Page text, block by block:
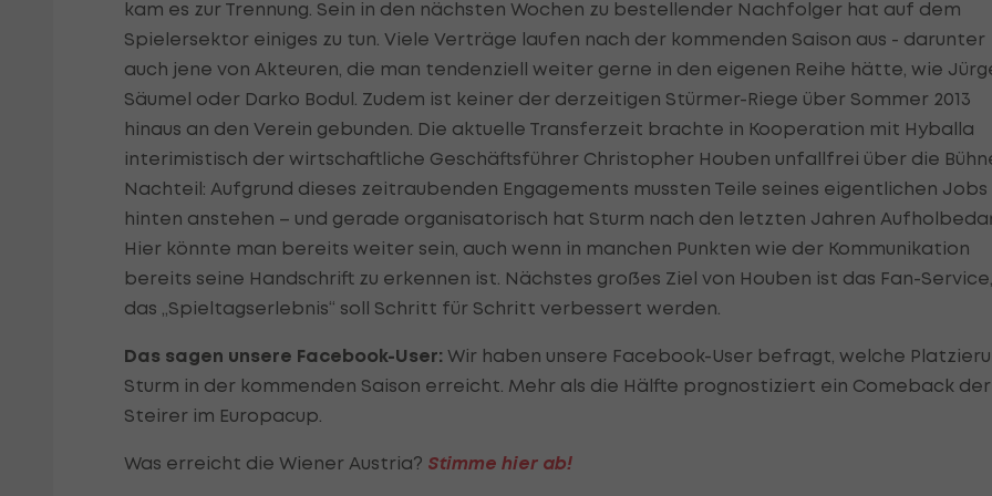
kam es zur Trennung. Sein in den nächsten Wochen zu bestellender Nachfolger hat auf dem
Spielersektor einiges zu tun. Viele Verträge laufen nach der kommenden Saison aus - darunter
auch jene von Akteuren, die man tendenziell weiter gerne in den eigenen Reihe hätte, wie
Säumel oder Darko Bodul. Zudem ist keiner der derzeitigen Stürmer-Riege über Sommer 2013
hinaus an den Verein gebunden. Die aktuelle Transferzeit brachte in Kooperation mit Hyballa
interimistisch der wirtschaftliche Geschäftsführer Christopher Houben unfallfrei über die
Nachteil: Aufgrund dieses zeitraubenden Engagements mussten Teile seines eigentlichen Jobs
hinten anstehen – und gerade organisatorisch hat Sturm nach den letzten Jahren
Hier könnte man bereits weiter sein, auch wenn in manchen Punkten wie der Kommunikation
bereits seine Handschrift zu erkennen ist. Nächstes großes Ziel von Houben ist das Fan-Service,
das „Spieltagserlebnis“ soll Schritt für Schritt verbessert werden.
Das sagen unsere Facebook-User: Wir haben unsere Facebook-User befragt, welche
Sturm in der kommenden Saison erreicht. Mehr als die Hälfte prognostiziert ein Comeback der
Steirer im Europacup.
Was erreicht die Wiener Austria? Stimme hier ab!